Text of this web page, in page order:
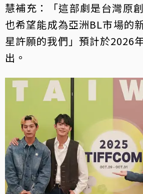
慧補充：「這部劇是台灣原
也希望能成為亞洲BL市場的
星許願的我們」預計於2026
出。